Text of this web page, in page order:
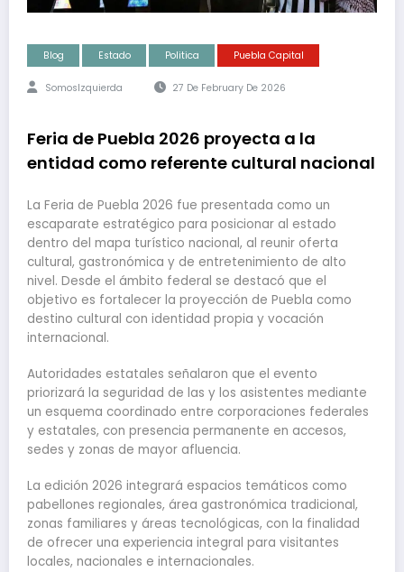
Blog Estado Politica Puebla Capital
SomosIzquierda 27 De February De 2026
Feria de Puebla 2026 proyecta a la
entidad como referente cultural nacional
La Feria de Puebla 2026 fue presentada como un
escaparate estratégico para posicionar al estado
dentro del mapa turístico nacional, al reunir oferta
cultural, gastronómica y de entretenimiento de alto
nivel. Desde el ámbito federal se destacó que el
objetivo es fortalecer la proyección de Puebla como
destino cultural con identidad propia y vocación
internacional.
Autoridades estatales señalaron que el evento
priorizará la seguridad de las y los asistentes mediante
un esquema coordinado entre corporaciones federales
y estatales, con presencia permanente en accesos,
sedes y zonas de mayor afluencia.
La edición 2026 integrará espacios temáticos como
pabellones regionales, área gastronómica tradicional,
zonas familiares y áreas tecnológicas, con la finalidad
de ofrecer una experiencia integral para visitantes
locales, nacionales e internacionales.